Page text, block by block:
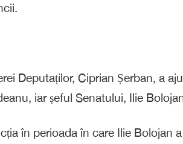
Deputaților, Ciprian Șerban, a
iar șeful Senatului, Ilie
în perioada în care Ilie Bolojan